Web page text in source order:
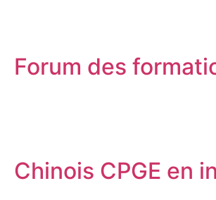
Forum des
Chinois CPGE en